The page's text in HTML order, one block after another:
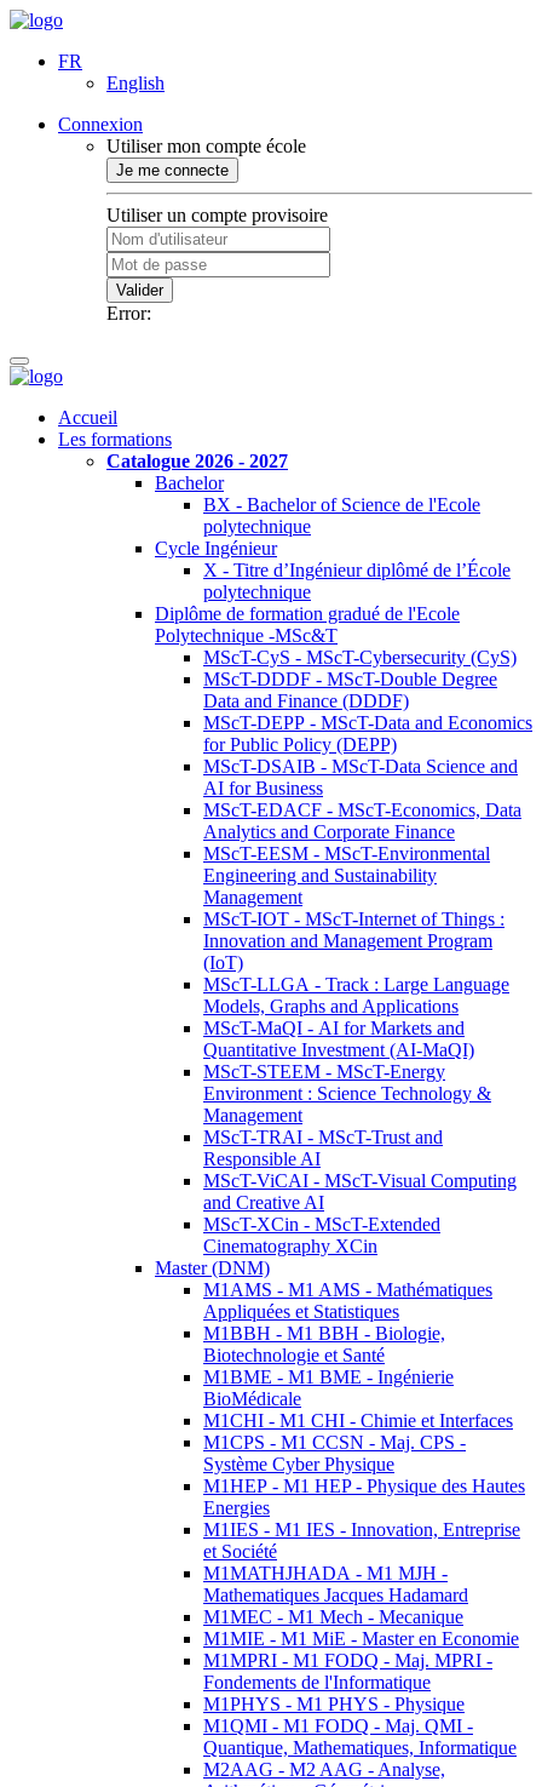
FR
English
Connexion
Utiliser mon compte école
Je me connecte
Utiliser un compte provisoire
Valider
Error:
Accueil
Les formations
Catalogue 2026 - 2027
Bachelor
BX - Bachelor of Science de l'Ecole
polytechnique
Cycle Ingénieur
X - Titre d’Ingénieur diplômé de l’École
polytechnique
Diplôme de formation gradué de l'Ecole
Polytechnique -MSc&T
MScT-CyS - MScT-Cybersecurity (CyS)
MScT-DDDF - MScT-Double Degree
Data and Finance (DDDF)
MScT-DEPP - MScT-Data and Economics
for Public Policy (DEPP)
MScT-DSAIB - MScT-Data Science and
AI for Business
MScT-EDACF - MScT-Economics, Data
Analytics and Corporate Finance
MScT-EESM - MScT-Environmental
Engineering and Sustainability
Management
MScT-IOT - MScT-Internet of Things :
Innovation and Management Program
(IoT)
MScT-LLGA - Track : Large Language
Models, Graphs and Applications
MScT-MaQI - AI for Markets and
Quantitative Investment (AI-MaQI)
MScT-STEEM - MScT-Energy
Environment : Science Technology &
Management
MScT-TRAI - MScT-Trust and
Responsible AI
MScT-ViCAI - MScT-Visual Computing
and Creative AI
MScT-XCin - MScT-Extended
Cinematography XCin
Master (DNM)
M1AMS - M1 AMS - Mathématiques
Appliquées et Statistiques
M1BBH - M1 BBH - Biologie,
Biotechnologie et Santé
M1BME - M1 BME - Ingénierie
BioMédicale
M1CHI - M1 CHI - Chimie et Interfaces
M1CPS - M1 CCSN - Maj. CPS -
Système Cyber Physique
M1HEP - M1 HEP - Physique des Hautes
Energies
M1IES - M1 IES - Innovation, Entreprise
et Société
M1MATHJHADA - M1 MJH -
Mathematiques Jacques Hadamard
M1MEC - M1 Mech - Mecanique
M1MIE - M1 MiE - Master en Economie
M1MPRI - M1 FODQ - Maj. MPRI -
Fondements de l'Informatique
M1PHYS - M1 PHYS - Physique
M1QMI - M1 FODQ - Maj. QMI -
Quantique, Mathematiques, Informatique
M2AAG - M2 AAG - Analyse,